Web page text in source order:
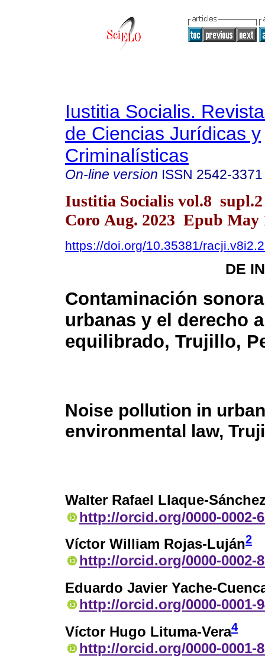
Iustitia Socialis.
de Ciencias Jurídicas y
Criminalísticas
On-line version ISSN 2542-3371
Iustitia Socialis vol.8 supl.2
Coro Aug. 2023 Epub May
https://doi.org/10.35381/
DE
Contaminación
urbanas y el derecho
equilibrado, Trujillo,
Noise pollution in
environmental law,
Walter Rafael Llaque-
http://orcid.org/0000-0002-
Víctor William Rojas-Luján2
http://orcid.org/0000-0002-
Eduardo Javier Yache-
http://orcid.org/0000-0001-
Víctor Hugo Lituma-Vera4
http://orcid.org/0000-0001-